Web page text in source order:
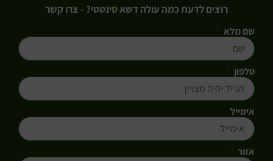
רוצים לדעת כמה עולה דשא סינטטי? - צרו קשר
שם מלא
טלפון
אימייל
אזור